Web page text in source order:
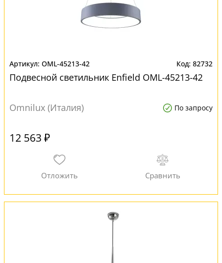
OML-45213-42 82732
Подвесной светильник Enfield OML-45213-42
Omnilux (Италия) По запросу
12 563 ₽